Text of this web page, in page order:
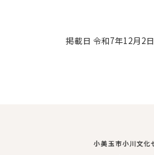
掲載日 令和7年12月2日